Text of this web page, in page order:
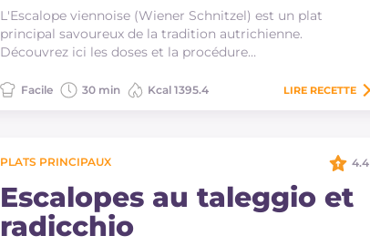
L'Escalope viennoise (Wiener Schnitzel) est un plat
principal savoureux de la tradition autrichienne.
Découvrez ici les doses et la procédure…
Facile 30 min Kcal 1395.4 LIRE RECETTE
PLATS PRINCIPAUX
Escalopes au taleggio et
radicchio
4.4